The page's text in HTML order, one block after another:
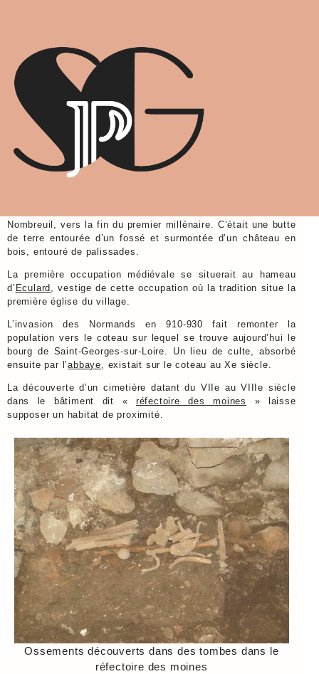
LES PREMIÈRES
FONDATIONS
476-900 Haut Moyen âge
Ossements découverts dans des tombes dans le
réfectoire des moines
Nombreuil, vers la fin du premier millénaire. C’était une butte
de terre entourée d’un fossé et surmontée d’un château en
bois, entouré de palissades.
La première occupation médiévale se situerait au hameau
d’ Eculard , vestige de cette occupation où la tradition situe la
première église du village.
L’invasion des Normands en 910-930 fait remonter la
population vers le coteau sur lequel se trouve aujourd’hui le
bourg de Saint-Georges-sur-Loire. Un lieu de culte, absorbé
ensuite par l’abbaye, existait sur le coteau au Xe siècle.
La découverte d’un cimetière datant du VIIe au VIIIe siècle
dans le bâtiment dit « réfectoire des moines
» laisse
supposer un habitat de proximité.